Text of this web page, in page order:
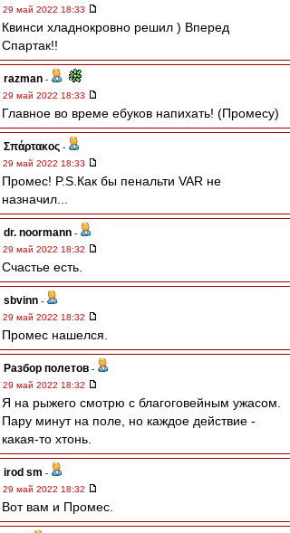
29 май 2022 18:33
Квинси хладнокровно решил ) Вперед
Спартак!!
razman -
29 май 2022 18:33
Главное во време ебуков напихать! (Промесу)
Σπάρτακος -
29 май 2022 18:33
Промес! P.S.Как бы пенальти VAR не
назначил...
dr. noormann -
29 май 2022 18:32
Счастье есть.
sbvinn -
29 май 2022 18:32
Промес нашелся.
Разбор полетов -
29 май 2022 18:32
Я на рыжего смотрю с благоговейным ужасом.
Пару минут на поле, но каждое действие -
какая-то хтонь.
irod sm -
29 май 2022 18:32
Вот вам и Промес.